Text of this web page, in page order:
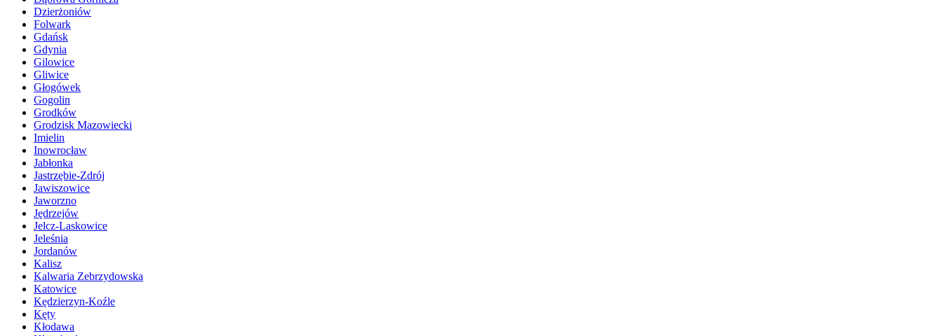
Dzierżoniów
Folwark
Gdańsk
Gdynia
Gilowice
Gliwice
Głogówek
Gogolin
Grodków
Grodzisk Mazowiecki
Imielin
Inowrocław
Jabłonka
Jastrzębie-Zdrój
Jawiszowice
Jaworzno
Jędrzejów
Jelcz-Laskowice
Jeleśnia
Jordanów
Kalisz
Kalwaria Zebrzydowska
Katowice
Kędzierzyn-Koźle
Kęty
Kłodawa